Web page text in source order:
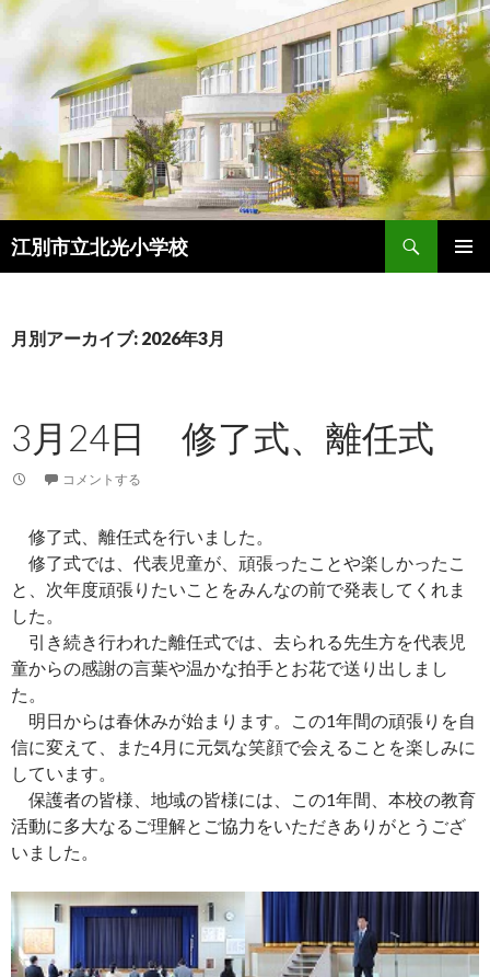
江別市立北光小学校
索
ン
キ
ッ
プ
月別アーカイブ: 2026年3月
3月24日 修了式、離任式
コメントする
修了式、離任式を行いました。
修了式では、代表児童が、頑張ったことや楽しかったこ
と、次年度頑張りたいことをみんなの前で発表してくれま
した。
引き続き行われた離任式では、去られる先生方を代表児
童からの感謝の言葉や温かな拍手とお花で送り出しまし
た。
明日からは春休みが始まります。この1年間の頑張りを自
信に変えて、また4月に元気な笑顔で会えることを楽しみに
しています。
保護者の皆様、地域の皆様には、この1年間、本校の教育
活動に多大なるご理解とご協力をいただきありがとうござ
いました。